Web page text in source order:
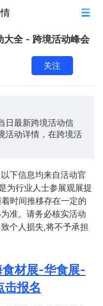
全 - 跨境活动峰会
关注
日最新跨境活动信
活动详情，在跨境活
下信息均来自活动官
为行业人士参展观展提
时间推移存在一定的
准。请务必核实活动
个人损失,将不予承担
材展-华食展-
击报名